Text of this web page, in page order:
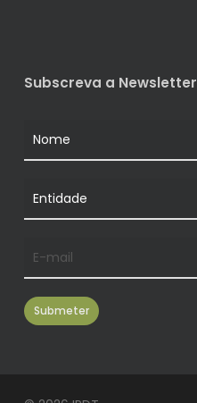
Subscreva a Newsletter